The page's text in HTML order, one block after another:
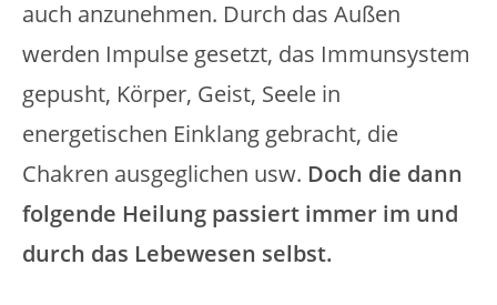
auch anzunehmen. Durch das Außen
werden Impulse gesetzt, das Immunsystem
gepusht, Körper, Geist, Seele in
energetischen Einklang gebracht, die
Chakren ausgeglichen usw. Doch die dann
folgende Heilung passiert immer im und
durch das Lebewesen selbst.